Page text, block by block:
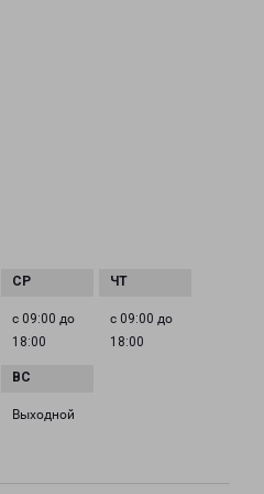
с 09:00 до
18:00
с 09:00 до
18:00
Выходной